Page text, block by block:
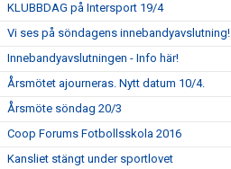
KLUBBDAG på Intersport 19/4
Vi ses på söndagens innebandyavslutning!
Innebandyavslutningen - Info här!
Årsmötet ajourneras. Nytt datum 10/4.
Årsmöte söndag 20/3
Coop Forums Fotbollsskola 2016
Kansliet stängt under sportlovet